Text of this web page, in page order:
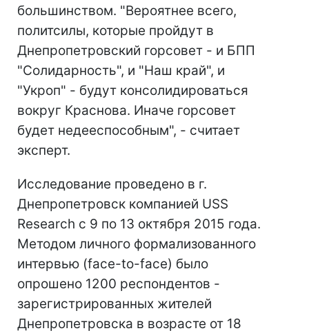
большинством. "Вероятнее всего,
политсилы, которые пройдут в
Днепропетровский горсовет - и БПП
"Солидарность", и "Наш край", и
"Укроп" - будут консолидироваться
вокруг Краснова. Иначе горсовет
будет недееспособным", - считает
эксперт.
Исследование проведено в г.
Днепропетровск компанией USS
Reseаrch с 9 по 13 октября 2015 года.
Методом личного формализованного
интервью (face-to-face) было
опрошено 1200 респондентов -
зарегистрированных жителей
Днепропетровска в возрасте от 18